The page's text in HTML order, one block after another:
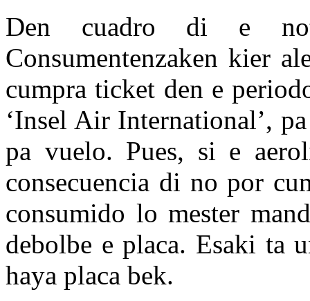
Den cuadro di e
Consumentenzaken kier
cumpra ticket den e
‘Insel Air International’,
pa vuelo. Pues, si e
consecuencia di no por
consumido lo mester
debolbe e placa. Esaki ta
haya placa bek.